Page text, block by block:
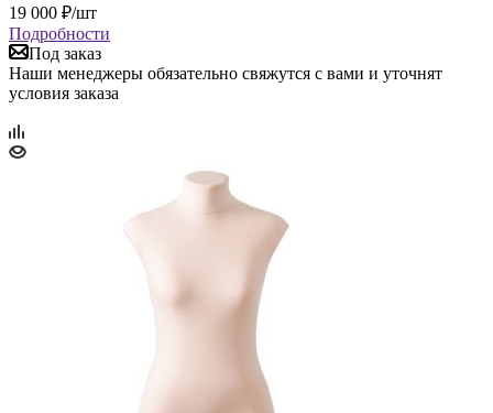
19 000 ₽/шт
Подробности
Под заказ
Наши менеджеры обязательно свяжутся с вами и уточнят
условия заказа